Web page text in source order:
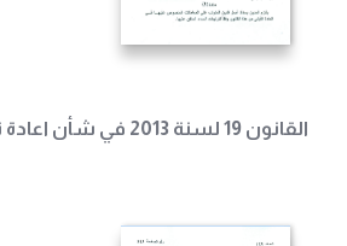
القانون 19 لسنة 2013 في شأن اعادة تنظيم ديوان المحاسبة